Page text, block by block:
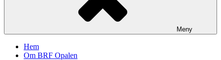
Meny
Hem
Om BRF Opalen